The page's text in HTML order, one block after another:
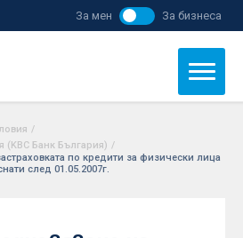
За мен За бизнеса
/
Банк България) /
по кредити за физически лица
след 01.05.2007г.